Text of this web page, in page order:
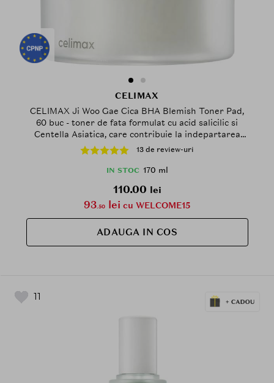
CELIMAX
CELIMAX Ji Woo Gae Cica BHA Blemish Toner Pad,
60 buc - toner de fata formulat cu acid salicilic si
Centella Asiatica, care contribuie la indepartarea
celulelor moarte, a excesului de sebum si a
impuritatilor acumulate si la diminuarea aspectului
porilor dilatati
13 de review-uri
IN STOC 170 ml
110.00 lei
93.50 lei cu WELCOME15
ADAUGA IN COS
11